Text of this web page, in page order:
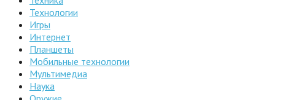
Технологии
Игры
Интернет
Планшеты
Мобильные технологии
Мультимедиа
Наука